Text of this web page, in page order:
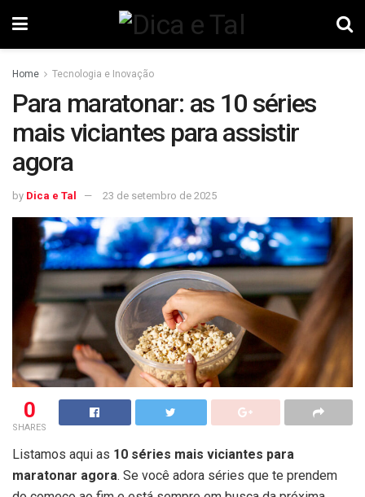
Home Tecnologia e Inovação
Para maratonar: as 10 séries
mais viciantes para assistir
agora
by Dica e Tal 23 de setembro de 2025
0
SHARES
Listamos aqui as 10 séries mais viciantes para
maratonar agora. Se você adora séries que te prendem